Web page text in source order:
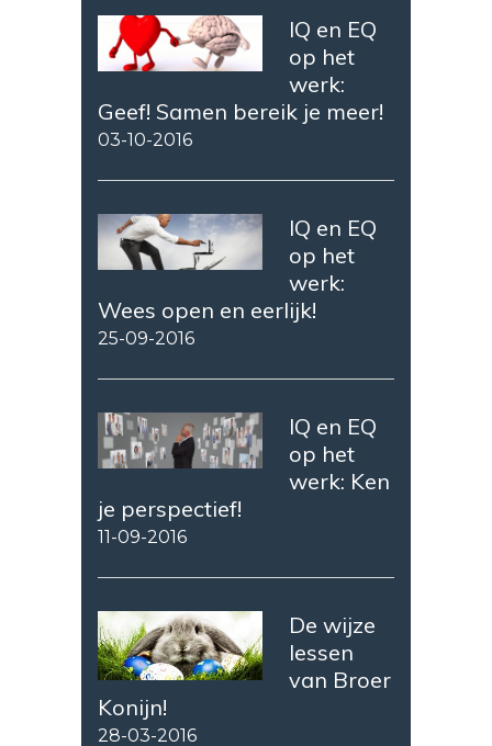
IQ en EQ
op het
werk:
Geef! Samen bereik je meer!
03-10-2016
IQ en EQ
op het
werk:
Wees open en eerlijk!
25-09-2016
IQ en EQ
op het
werk: Ken
je perspectief!
11-09-2016
De wijze
lessen
van Broer
Konijn!
28-03-2016